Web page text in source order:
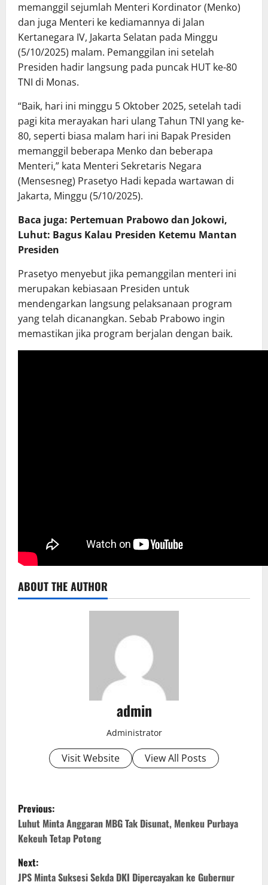
memanggil sejumlah Menteri Kordinator (Menko)
dan juga Menteri ke kediamannya di Jalan
Kertanegara IV, Jakarta Selatan pada Minggu
(5/10/2025) malam. Pemanggilan ini setelah
Presiden hadir langsung pada puncak HUT ke-80
TNI di Monas.
“Baik, hari ini minggu 5 Oktober 2025, setelah tadi
pagi kita merayakan hari ulang Tahun TNI yang ke-
80, seperti biasa malam hari ini Bapak Presiden
memanggil beberapa Menko dan beberapa
Menteri,” kata Menteri Sekretaris Negara
(Mensesneg) Prasetyo Hadi kepada wartawan di
Jakarta, Minggu (5/10/2025).
Baca juga: Pertemuan Prabowo dan Jokowi,
Luhut: Bagus Kalau Presiden Ketemu Mantan
Presiden
Prasetyo menyebut jika pemanggilan menteri ini
merupakan kebiasaan Presiden untuk
mendengarkan langsung pelaksanaan program
yang telah dicanangkan. Sebab Prabowo ingin
memastikan jika program berjalan dengan baik.
ABOUT THE AUTHOR
admin
Administrator
Visit Website View All Posts
P
o
s
t
Previous:
Luhut Minta Anggaran MBG Tak Disunat, Menkeu Purbaya
Kekeuh Tetap Potong
Next:
JPS Minta Suksesi Sekda DKI Dipercayakan ke Gubernur